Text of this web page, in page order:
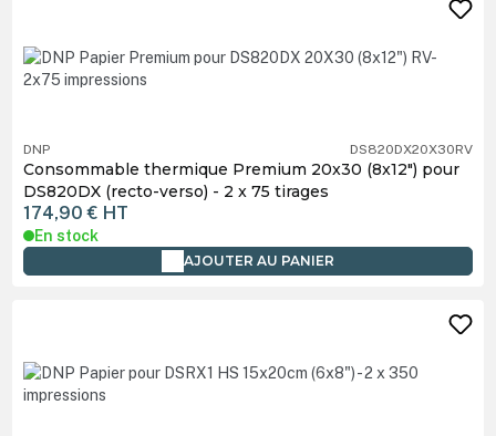
DNP DS820DX20X30RV
Consommable thermique Premium 20x30 (8x12") pour
DS820DX (recto-verso) - 2 x 75 tirages
174,90 € HT
En stock
AJOUTER AU PANIER